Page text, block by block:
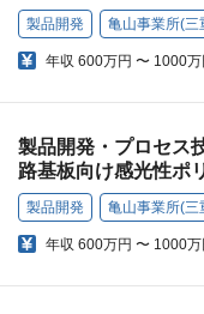
製品開発 亀山事業所(三
年収 600万円 〜 1000万
製品開発・プロセス
路基板向け感光性ポ
製品開発 亀山事業所(三
年収 600万円 〜 1000万